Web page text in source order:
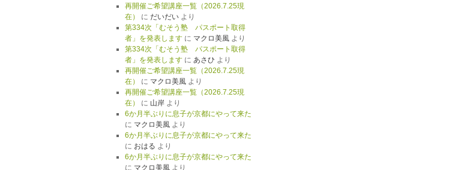
再開催ご希望講座一覧（2026.7.25現
在）
に だいだいより
第334次「むそう塾 パスポート取得
者」を発表しますに マクロ美風より
第334次「むそう塾 パスポート取得
者」を発表しますに あさひ より
再開催ご希望講座一覧（2026.7.25現
在）
に マクロ美風より
再開催ご希望講座一覧（2026.7.25現
在）
に 山岸より
6か月半ぶりに息子が京都にやって来た
に マクロ美風より
6か月半ぶりに息子が京都にやって来た
に おはる より
6か月半ぶりに息子が京都にやって来た
に マクロ美風より